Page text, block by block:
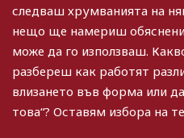
следваш хрумванията на
нещо ще намериш
може да го използваш.
разбереш как работят
влизането във форма или
това“? Оставям избора на